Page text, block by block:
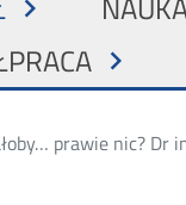
chevron_right
chevron_right
prawie nic? Dr